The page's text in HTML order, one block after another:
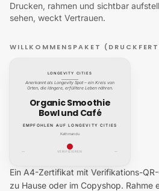
Drucken, rahmen und sichtbar
sehen, weckt Vertrauen.
WILLKOMMENSPAKET
LONGEVITY CITIES
Anerkannt als Longevity Spot – ein Kreis von
Orten, die längere, erfülltere Leben nähren.
Organic Smoothie
Bowl und Café
EMPFOHLEN AUF LONGEVITY CITIES
Kathmandu
— VERIFIZIEREN —
Ein A4-Zertifikat mit Verifikations-
zu Hause oder im Copyshop. Rahme